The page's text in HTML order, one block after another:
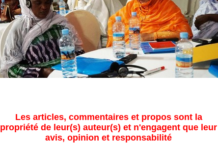
Les articles, commentaires et propos sont la
propriété de leur(s) auteur(s) et n'engagent que leur
avis, opinion et responsabilité